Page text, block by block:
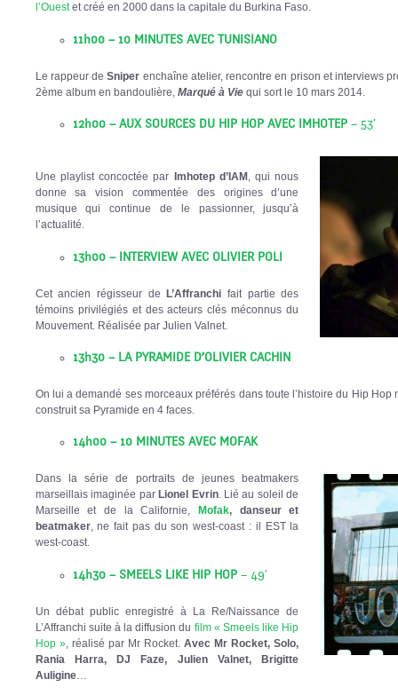
l’Ouestet créé en 2000 dans la capitale du Burkina Faso.
11h00 – 10 MINUTES AVEC TUNISIANO
Le rappeur deSniper enchaîne atelier, rencontre en prison et interviews
2ème album en bandoulière, Marqué à Viequi sort le 10 mars 2014.
12h00 – AUX SOURCES DU HIP HOP AVEC IMHOTEP– 53′
Une playlist concoctée par Imhotep d’IAM
, qui nous
donne sa vision commentée des origines d’une
musique qui continue de le passionner, jusqu’à
l’actualité.
13h00 – INTERVIEW AVEC OLIVIER POLI
Cet ancien régisseur deL’Affranchi fait partie des
témoins privilégiés et des acteurs clés méconnus du
Mouvement. Réalisée par Julien Valnet.
13h30 – LA PYRAMIDE D’OLIVIER CACHIN
On lui a demandé ses morceaux préférés dans toute l’histoire du Hip Hop
construit sa Pyramide en 4 faces.
14h00 – 10 MINUTES AVEC MOFAK
Dans la série de portraits de jeunes beatmakers
marseillais imaginée par Lionel Evrin. Lié au soleil de
Marseille et de la Californie,
Mofak, danseur et
beatmaker, ne fait pas du son west-coast : il EST la
west-coast.
14h30 – SMEELS LIKE HIP HOP– 49′
Un débat public enregistré à La Re/Naissance de
L’Affranchi suite à la diffusion du film « Smeels like Hip
Hop », réalisé par Mr Rocket.Avec Mr Rocket, Solo,
Rania Harra, DJ Faze, Julien Valnet, Brigitte
Auligine…